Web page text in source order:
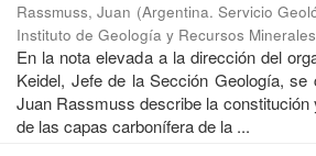
Rassmuss, Juan (Argentina. Servicio
Instituto de Geología y Recursos Minerales
En la nota elevada a la dirección del
Keidel, Jefe de la Sección Geología, se
Juan Rassmuss describe la constitución
de las capas carbonífera de la ...